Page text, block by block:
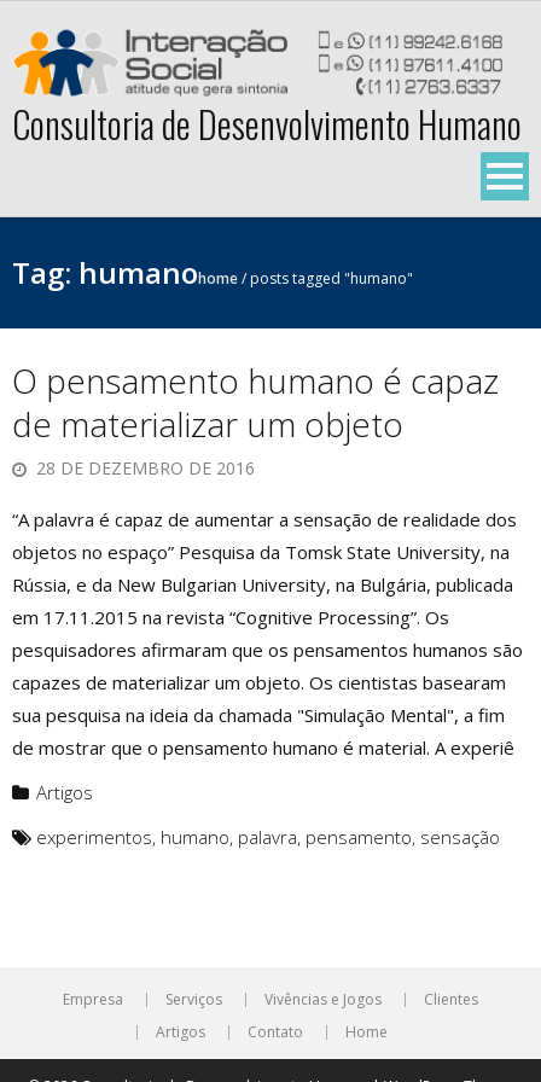
content
Consultoria de Desenvolvimento Humano
Tag: humanohome/posts tagged "humano"
O pensamento humano é capaz
de materializar um objeto
28 DE DEZEMBRO DE 2016
“A palavra é capaz de aumentar a sensação de realidade dos
objetos no espaço” Pesquisa da Tomsk State University, na
Rússia, e da New Bulgarian University, na Bulgária, publicada
em 17.11.2015 na revista “Cognitive Processing”. Os
pesquisadores afirmaram que os pensamentos humanos são
capazes de materializar um objeto. Os cientistas basearam
sua pesquisa na ideia da chamada "Simulação Mental", a fim
de mostrar que o pensamento humano é material. A experiê
Artigos
experimentos, humano, palavra, pensamento, sensação
Empresa Serviços Vivências e Jogos
Clientes
Artigos
Contato Home